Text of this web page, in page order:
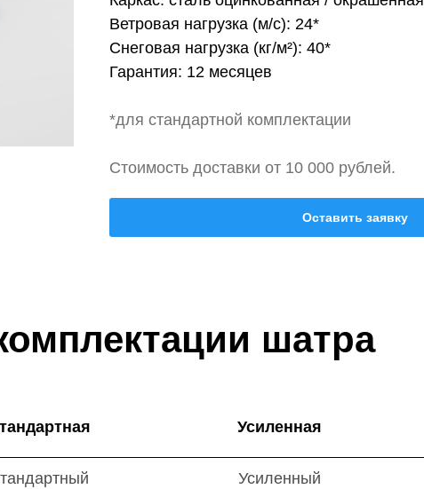
Ветровая нагрузка (м/с): 24*
Снеговая нагрузка (кг/м²): 40*
Гарантия: 12 месяцев
*для стандартной комплектации
Стоимость доставки от 10 000 рублей.
Оставить заявку
шатра
Усиленная
Усиленный